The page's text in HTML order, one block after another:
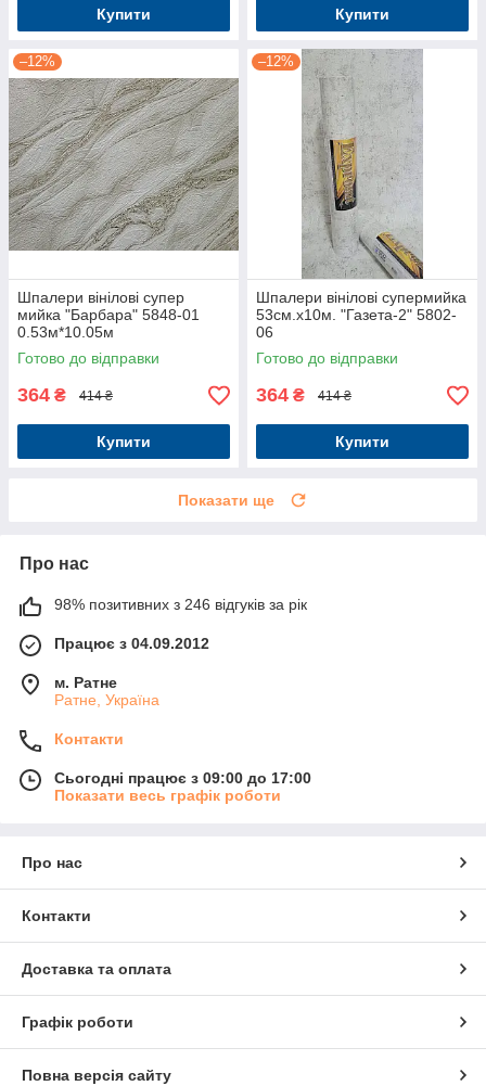
Купити Купити
–12%
Шпалери вінілові супер
мийка "Барбара" 5848-01
0.53м*10.05м
Готово до відправки
364 ₴ 414 ₴
Купити
–12%
Шпалери вінілові супермийка
53см.х10м. "Газета-2" 5802-
06
Готово до відправки
364 ₴ 414 ₴
Купити
Показати ще
Про нас
98% позитивних з 246 відгуків за рік
Працює з 04.09.2012
м. Ратне
Ратне, Україна
Контакти
Сьогодні працює з 09:00 до 17:00
Показати весь графік роботи
Про нас
Контакти
Доставка та оплата
Графік роботи
Повна версія сайту